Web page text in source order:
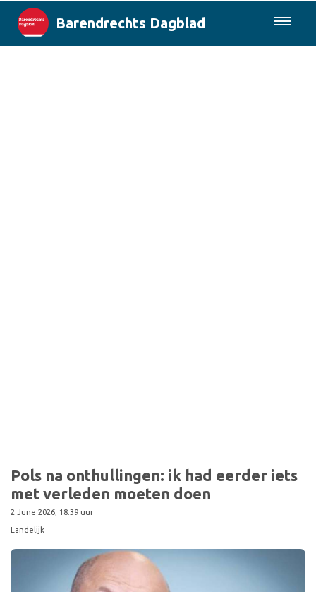
Barendrechts Dagblad
Pols na onthullingen: ik had eerder iets
met verleden moeten doen
2 June 2026, 18:39 uur
Landelijk